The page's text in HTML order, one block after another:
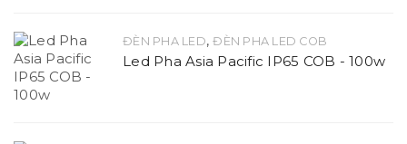
ĐÈN PHA LED,ĐÈN PHA LED COB
Led Pha Asia Pacific IP65 COB - 100w